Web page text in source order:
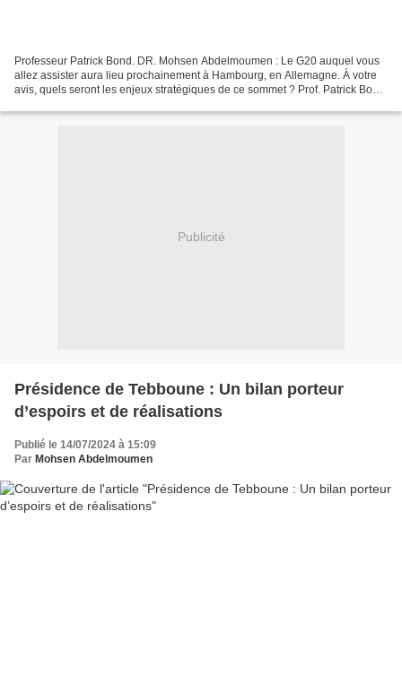
Professeur Patrick Bond. DR. Mohsen Abdelmoumen : Le G20 auquel vous
allez assister aura lieu prochainement à Hambourg, en Allemagne. À votre
avis, quels seront les enjeux stratégiques de ce sommet ? Prof. Patrick Bond
Publicité
Présidence de Tebboune : Un bilan porteur
d’espoirs et de réalisations
Publié le 14/07/2024 à 15:09
Par Mohsen Abdelmoumen